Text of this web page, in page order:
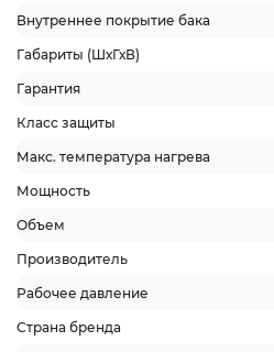
Внутреннее покрытие бака
Габариты (ШхГхВ)
Гарантия
Класс защиты
Макс. температура нагрева
Мощность
Объем
Производитель
Рабочее давление
Страна бренда